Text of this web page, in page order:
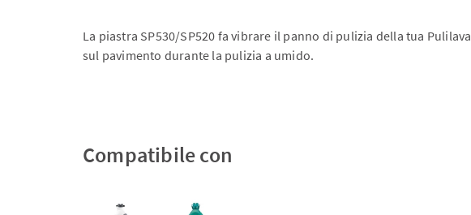
La piastra SP530/SP520 fa vibrare il panno di pulizia della tua
sul pavimento durante la pulizia a umido.
Compatibile con